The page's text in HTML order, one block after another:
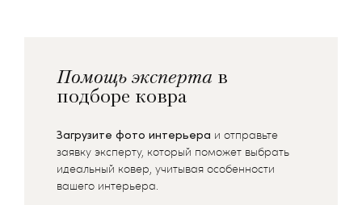
Помощь эксперта в
подборе ковра
Загрузите фото интерьера и отправьте
заявку эксперту, который поможет выбрать
идеальный ковер, учитывая особенности
вашего интерьера.